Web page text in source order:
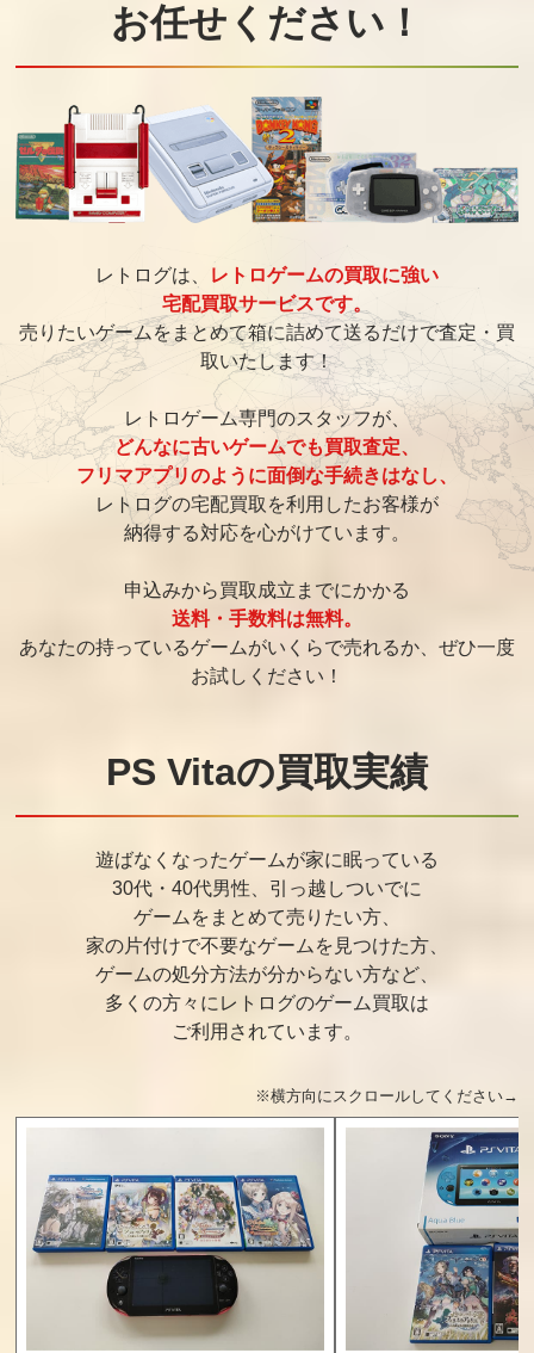
お任せください！
レトログは、
レトロゲームの買取に強い
宅配買取サービスです。
売りたいゲームをまとめて箱に詰めて送るだけで査定・買
取いたします！
レトロゲーム専門のスタッフが、
どんなに古いゲームでも買取査定、
フリマアプリのように面倒な手続きはなし、
レトログの宅配買取を利用したお客様が
納得する対応を心がけています。
申込みから買取成立までにかかる
送料・手数料は無料。
あなたの持っているゲームがいくらで売れるか、ぜひ一度
お試しください！
PS Vitaの買取実績
遊ばなくなったゲームが家に眠っている
30代・40代男性、引っ越しついでに
ゲームをまとめて売りたい方、
家の片付けで不要なゲームを見つけた方、
ゲームの処分方法が分からない方など、
多くの方々にレトログのゲーム買取は
ご利用されています。
※横方向にスクロールしてください→